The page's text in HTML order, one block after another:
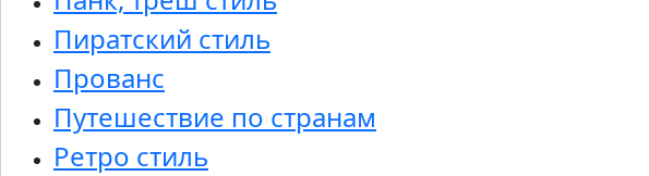
Пиратский стиль
Прованс
Путешествие по странам
Ретро стиль